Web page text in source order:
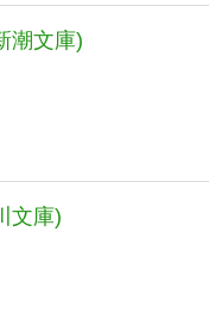
潮文庫)
文庫)